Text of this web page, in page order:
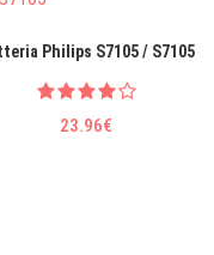
Philips S7105 / S7105
23.96€